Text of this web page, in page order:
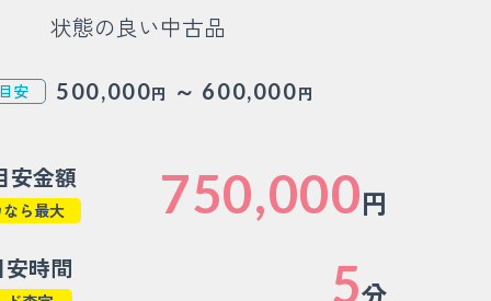
状態の良い中古品
安 500,000円 ～ 600,000円
安金額
ら最大 750,000円
時間 5分